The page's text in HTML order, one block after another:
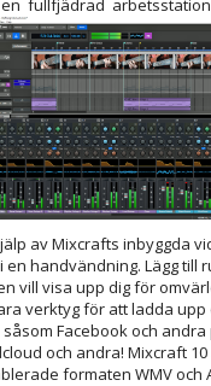
en fullfjädrad
av Mixcrafts inbyggda
en handvändning. Lägg till
vill visa upp dig för
verktyg för att ladda
Facebook och
och andra! Mixcraft
formaten WMV och